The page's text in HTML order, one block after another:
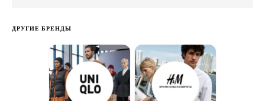
ДРУГИЕ БРЕНДЫ